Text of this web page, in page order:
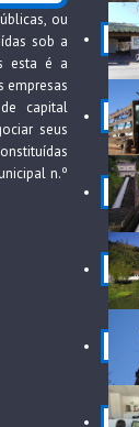
ou
sob a
esta é a
empresas
capital
seus
n.º